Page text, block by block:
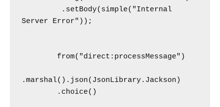
Server Error"));
.marshal().json(JsonLibrary.Jackson)